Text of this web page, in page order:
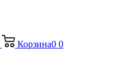
Корзина0 0